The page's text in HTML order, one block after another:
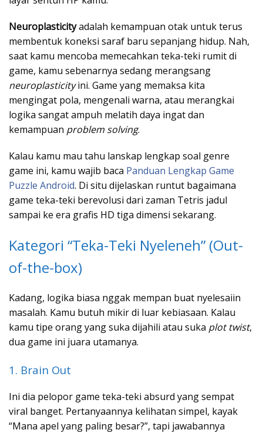
Neuroplasticityadalah kemampuan otak untuk terus
membentuk koneksi saraf baru sepanjang hidup. Nah,
saat kamu mencoba memecahkan teka-teki rumit di
game, kamu sebenarnya sedang merangsang
neuroplasticityini. Game yang memaksa kita
mengingat pola, mengenali warna, atau merangkai
logika sangat ampuh melatih daya ingat dan
kemampuan problem solving.
Kalau kamu mau tahu lanskap lengkap soal genre
game ini, kamu wajib baca Panduan Lengkap Game
Puzzle Android. Di situ dijelaskan runtut bagaimana
game teka-teki berevolusi dari zaman Tetris jadul
sampai ke era grafis HD tiga dimensi sekarang.
Kategori “Teka-Teki Nyeleneh” (Out-
of-the-box)
Kadang, logika biasa nggak mempan buat nyelesaiin
masalah. Kamu butuh mikir di luar kebiasaan. Kalau
kamu tipe orang yang suka dijahili atau suka plot twist,
dua game ini juara utamanya.
1. Brain Out
Ini dia pelopor game teka-teki absurd yang sempat
viral banget. Pertanyaannya kelihatan simpel, kayak
“Mana apel yang paling besar?”, tapi jawabannya